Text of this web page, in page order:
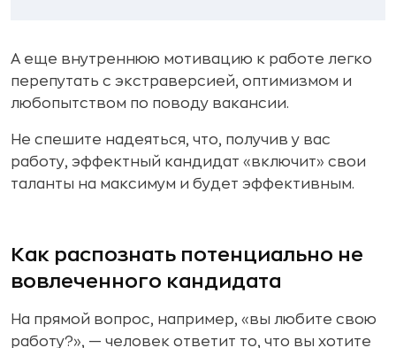
А еще внутреннюю мотивацию к работе легко
перепутать с экстраверсией, оптимизмом и
любопытством по поводу вакансии.
Не спешите надеяться, что, получив у вас
работу, эффектный кандидат «включит» свои
таланты на максимум и будет эффективным.
Как распознать потенциально не
вовлеченного кандидата
На прямой вопрос, например, «вы любите свою
работу?», — человек ответит то, что вы хотите